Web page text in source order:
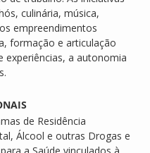
culinária, música,
empreendimentos
formação e articulação
a autonomia
de Residência
Álcool e outras Drogas e